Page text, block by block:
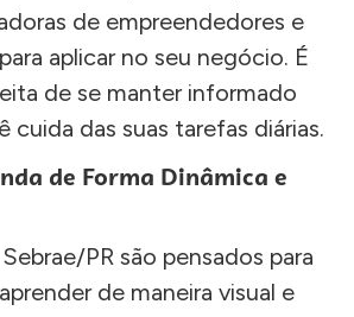
de empreendedores e
aplicar no seu negócio. É
de se manter informado
cuida das suas tarefas diárias.
de Forma Dinâmica e
PR são pensados para
de maneira visual e